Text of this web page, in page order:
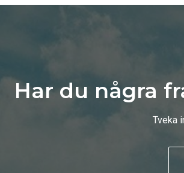
Har du några
Tveka